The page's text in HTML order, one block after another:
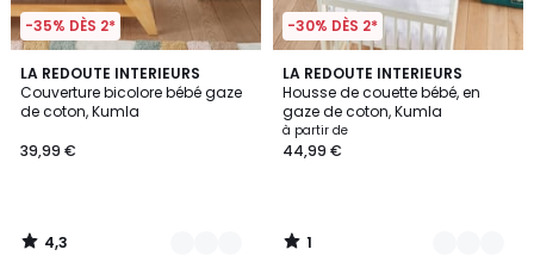
-35% DÈS 2*
LA REDOUTE INTERIEURS
Couverture bicolore bébé gaze
de coton, Kumla
39,99 €
4,3
/ 5
2
Couleurs
4,3
/
-30% DÈS 2*
LA REDOUTE INTERIEURS
Housse de couette bébé, en
gaze de coton, Kumla
à partir de
44,99 €
1
/
5
4
Couleurs
1
/